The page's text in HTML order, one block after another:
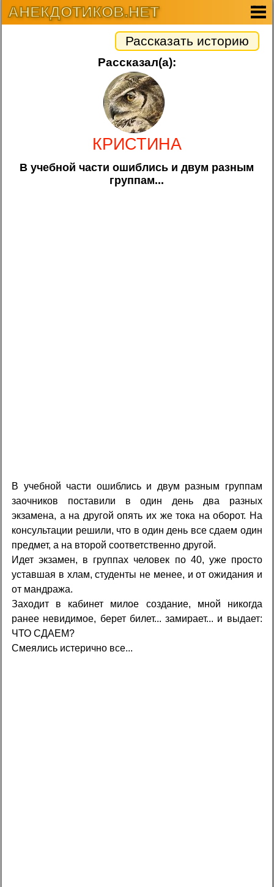
АНЕКДОТИКОВ.НЕТ
Рассказать историю
Рассказал(а):
КРИСТИНА
В учебной части ошиблись и двум разным
группам...
В учебной части ошиблись и двум разным группам
заочников поставили в один день два разных
экзамена, а на другой опять их же тока на оборот. На
консультации решили, что в один день все сдаем один
предмет, а на второй соответственно другой.
Идет экзамен, в группах человек по 40, уже просто
уставшая в хлам, студенты не менее, и от ожидания и
от мандража.
Заходит в кабинет милое создание, мной никогда
ранее невидимое, берет билет... замирает... и выдает:
ЧТО СДАЕМ?
Смеялись истерично все...